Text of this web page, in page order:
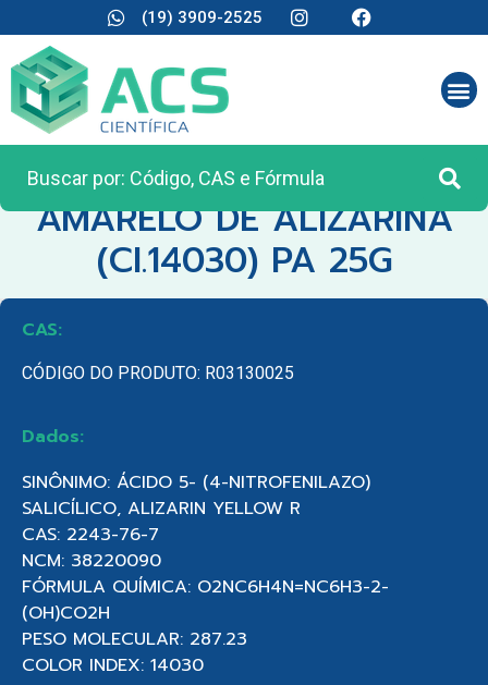
(19) 3909-2525
CATEGORIA:REAGENTES ANALÍTICOS
AMARELO DE ALIZARINA
(CI.14030) PA 25G
CAS:
CÓDIGO DO PRODUTO: R03130025
Dados:
SINÔNIMO: ÁCIDO 5- (4-NITROFENILAZO)
SALICÍLICO, ALIZARIN YELLOW R
CAS: 2243-76-7
NCM: 38220090
FÓRMULA QUÍMICA: O2NC6H4N=NC6H3-2-
(OH)CO2H
PESO MOLECULAR: 287.23
COLOR INDEX: 14030